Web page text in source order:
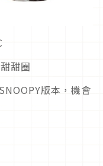
甜圈
版本，機會